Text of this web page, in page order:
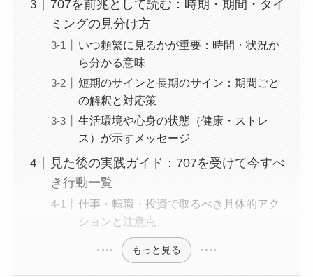
707を前兆として読む：時期・期間・タイ
ミングの見分け方
いつ頻繁に見るかが重要：時間・状況か
ら分かる意味
短期のサインと長期のサイン：期間ごと
の解釈と対応策
生活環境や心身の状態（健康・ストレ
ス）が示すメッセージ
見た後の実践ガイド：707を受けて今すべ
き行動一覧
仕事・転職・投資で取るべき具体的アク
ションと注意点
もっと見る